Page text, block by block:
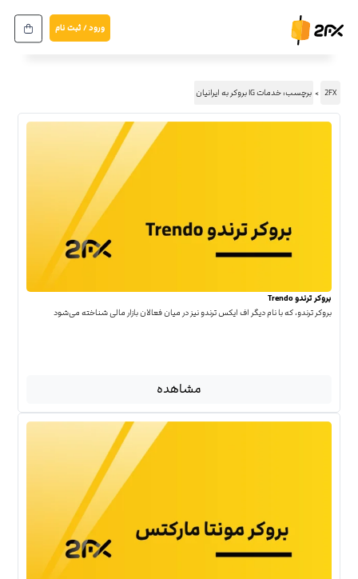
ورود / ثبت نام
2FX برچسب: خدمات IG بروکر به ایرانیان
بروکر ترندو Trendo
بروکر ترندو، که با نام دیگر اف ایکس ترندو نیز در میان فعالان بازار مالی شناخته می‌شود
مشاهده